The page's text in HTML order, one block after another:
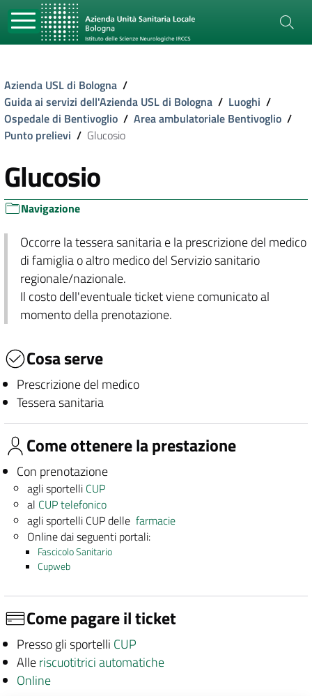
Azienda USL di Bologna /
Guida ai servizi dell'Azienda USL di Bologna / Luoghi /
Ospedale di Bentivoglio / Area ambulatoriale Bentivoglio /
Punto prelievi / Glucosio
Glucosio
Navigazione
Occorre la tessera sanitaria e la prescrizione del medico
di famiglia o altro medico del Servizio sanitario
regionale/nazionale.
Il costo dell'eventuale ticket viene comunicato al
momento della prenotazione.
Cosa serve
Prescrizione del medico
Tessera sanitaria
Come ottenere la prestazione
Con prenotazione
agli sportelli CUP
al CUP telefonico
agli sportelli CUP dellefarmacie
Online dai seguenti portali:
Fascicolo Sanitario
Cupweb
Come pagare il ticket
Presso gli sportelli CUP
Alleriscuotitrici automatiche
Online